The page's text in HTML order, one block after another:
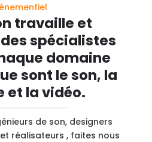
travaille et
spécialistes
domaine
sont le son, la
et la vidéo.
de son, designers
réalisateurs , faites nous